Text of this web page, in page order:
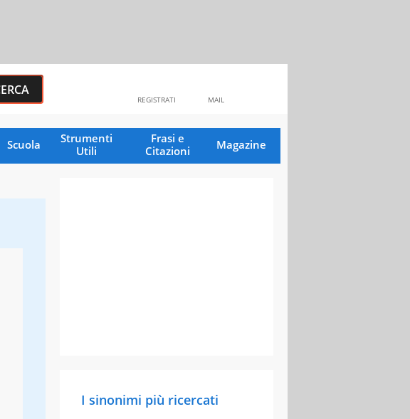
MAIL
REGISTRATI
Scuola
Strumenti
Utili
Frasi e
Citazioni
Magazine
I sinonimi più ricercati